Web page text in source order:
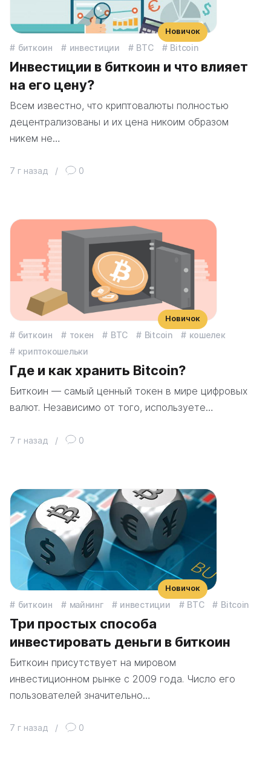
биткоин инвестиции BTC Bitcoin
Инвестиции в биткоин и что влияет
на его цену?
Всем известно, что криптовалюты полностью
децентрализованы и их цена никоим образом
никем не…
7 г назад / 0
Новичок
биткоин токен BTC Bitcoin
кошелек
криптокошельки
Где и как хранить Bitcoin?
Биткоин — самый ценный токен в мире цифровых
валют. Независимо от того, используете…
7 г назад / 0
Новичок
биткоин майнинг инвестиции BTC Bitcoin
Три простых способа
инвестировать деньги в биткоин
Биткоин присутствует на мировом
инвестиционном рынке с 2009 года. Число его
пользователей значительно…
7 г назад / 0
Новичок